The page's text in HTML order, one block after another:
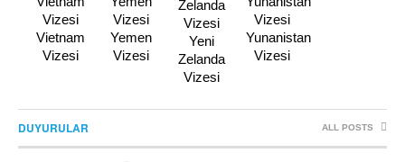
Vietnam
Vizesi
Yemen
Vizesi
Yeni
Zelanda
Vizesi
Yunanistan
Vizesi
DUYURULAR ALL POSTS